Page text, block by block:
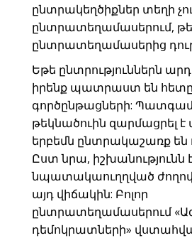
ընտրակեղծիքներ տեղի
ընտրատեղամասերում,
ընտրատեղամասերից
Եթե ընտրություններն
իրենք պատրաստ են
գործընթացների:
թեկնածուին զարմացրել է
երբեմն ընտրակաշառք են
Ըստ նրա, իշխանությունն
նպատակաուղղված
այդ վիճակին: Բոլոր
ընտրատեղամասերում
դեմոկրատների»